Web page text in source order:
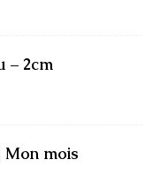
– 2cm
mois